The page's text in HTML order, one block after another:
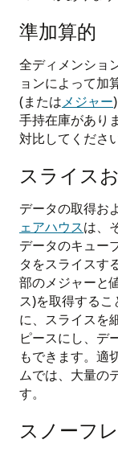
準加算的
全ディメンショ
ョンによって加
(または メジャー
手持在庫があり
対比してください
スライス
データの取得お
ェアハウスは、
データのキュー
タをスライスす
部のメジャーと
ス)を取得する
に、スライスを
ピースにし、デ
もできます。適
ムでは、大量の
す。
スノーフ